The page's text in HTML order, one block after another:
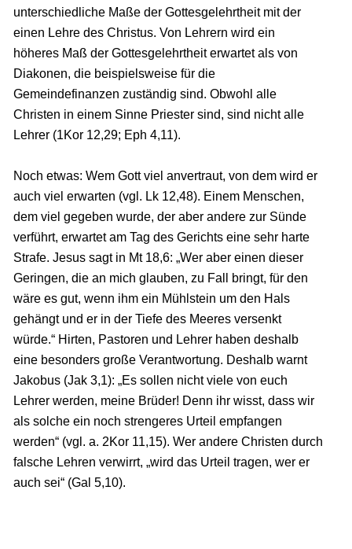
unterschiedliche Maße der Gottesgelehrtheit mit der
einen Lehre des Christus. Von Lehrern wird ein
höheres Maß der Gottesgelehrtheit erwartet als von
Diakonen, die beispielsweise für die
Gemeindefinanzen zuständig sind. Obwohl alle
Christen in einem Sinne Priester sind, sind nicht alle
Lehrer (1Kor 12,29; Eph 4,11).
Noch etwas: Wem Gott viel anvertraut, von dem wird er
auch viel erwarten (vgl. Lk 12,48). Einem Menschen,
dem viel gegeben wurde, der aber andere zur Sünde
verführt, erwartet am Tag des Gerichts eine sehr harte
Strafe. Jesus sagt in Mt 18,6: „Wer aber einen dieser
Geringen, die an mich glauben, zu Fall bringt, für den
wäre es gut, wenn ihm ein Mühlstein um den Hals
gehängt und er in der Tiefe des Meeres versenkt
würde.“ Hirten, Pastoren und Lehrer haben deshalb
eine besonders große Verantwortung. Deshalb warnt
Jakobus (Jak 3,1): „Es sollen nicht viele von euch
Lehrer werden, meine Brüder! Denn ihr wisst, dass wir
als solche ein noch strengeres Urteil empfangen
werden“ (vgl. a. 2Kor 11,15). Wer andere Christen durch
falsche Lehren verwirrt, „wird das Urteil tragen, wer er
auch sei“ (Gal 5,10).